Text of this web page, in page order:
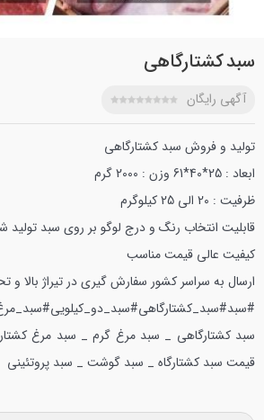
سبد کشتارگاهی
آگهی رایگان
تولید و فروش سبد کشتارگاهی
ابعاد : 25*40*61
وزن : 2000 گرم
ظرفیت : 20 الی 25 کیلوگرم
قابلیت انتخاب رنگ و درج لوگو بر روی سبد تولید
کیفیت عالی قیمت مناسب
ارسال به سراسر کشور سفارش گیری در تیراژ بالا و
سبد کشتارگاهی _ سبد مرغ گرم _ سبد مرغ
قیمت سبد کشتارگاه _ سبد گوشت _ سبد پروتئینی